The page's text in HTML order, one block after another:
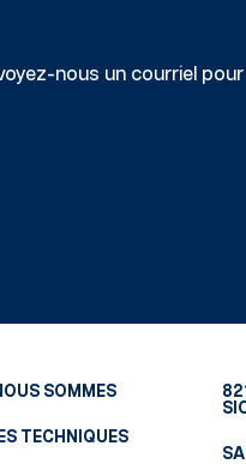
nous un courriel
SOMMES
TECHNIQUES